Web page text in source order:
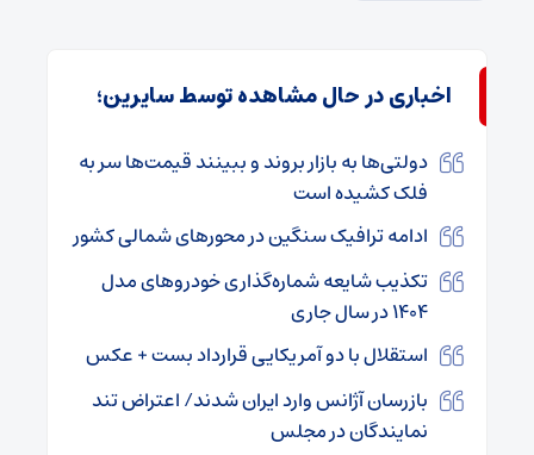
اخباری در حال مشاهده توسط سایرین؛
دولتی‌ها به بازار بروند و ببینند قیمت‌ها سر به
فلک کشیده است
ادامه ترافیک سنگین در محور‌های شمالی کشور
تکذیب شایعه شماره‌گذاری خودروهای مدل
۱۴۰۴ در سال جاری
استقلال با دو آمریکایی قرارداد بست + عکس
بازرسان آژانس وارد ایران شدند/ اعتراض تند
نمایندگان در مجلس